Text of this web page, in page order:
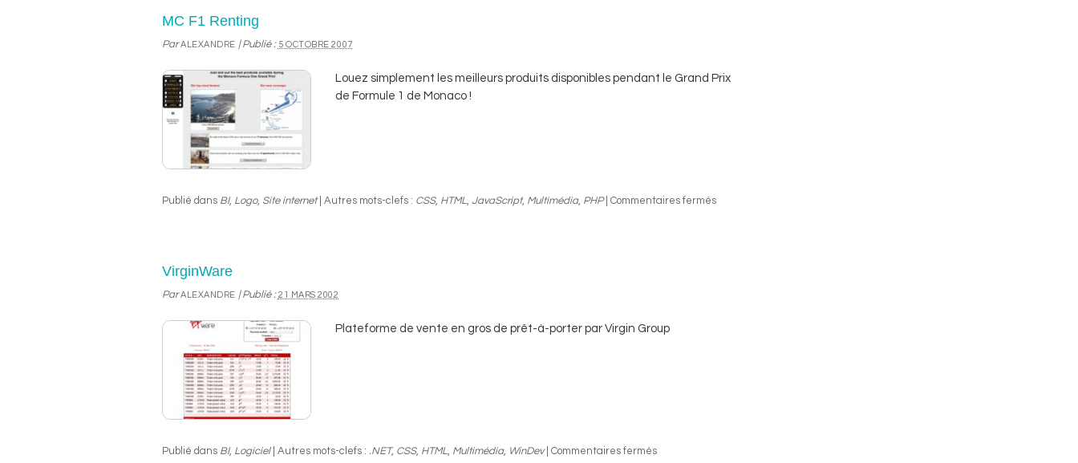
MC F1 Renting
ParALEXANDRE |Publié : 5 OCTOBRE 2007
Louez simplement les meilleurs produits disponibles pendant le Grand Prix
de Formule 1 de Monaco !
Publié dans BI, Logo, Site internet Autres mots-clefs : CSS, HTML, JavaScript, Multimédia, PHP Commentaires fermés
VirginWare
ParALEXANDRE |Publié :21 MARS 2002
Plateforme de vente en gros de prêt-à-porter par Virgin Group
Publié dans BI, Logiciel Autres mots-clefs : .NET, CSS, HTML, Multimédia, WinDev Commentaires fermés